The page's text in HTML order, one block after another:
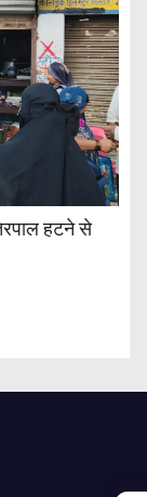
हटने से